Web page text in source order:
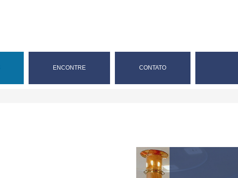
ENCONTRE CONTATO